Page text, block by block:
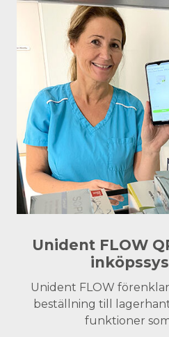
Unident FLOW
Unident FLOW
beställning till
funktioner